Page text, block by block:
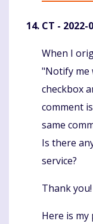
CT - 2022-
Komentaras
When I
"Notify me
checkbox
comment
same
Is there
service?
Thank you!
Here is my